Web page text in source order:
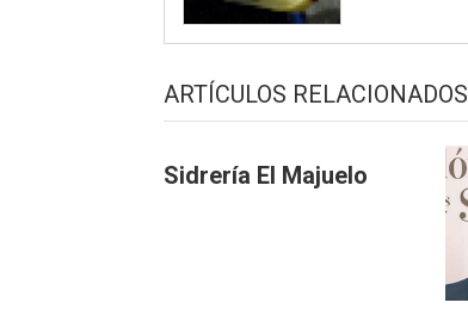
ARTÍCULOS RELACIONADOS
Sidrería El Majuelo